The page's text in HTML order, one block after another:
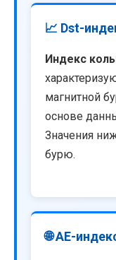
📈 Dst-
Индекс
магнитной
основе
Значения
бурю.
🌐 AE-